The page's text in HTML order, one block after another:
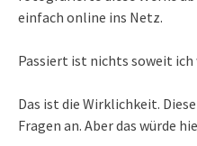
einfach online ins Netz.
Passiert ist nichts soweit ich
Das ist die Wirklichkeit.
Fragen an. Aber das würde